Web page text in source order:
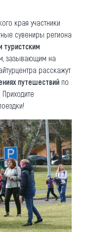
края участники
сувениры региона
зазывающим на
расскажут
путешествий по